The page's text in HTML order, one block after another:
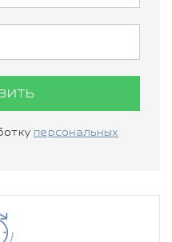
персональных